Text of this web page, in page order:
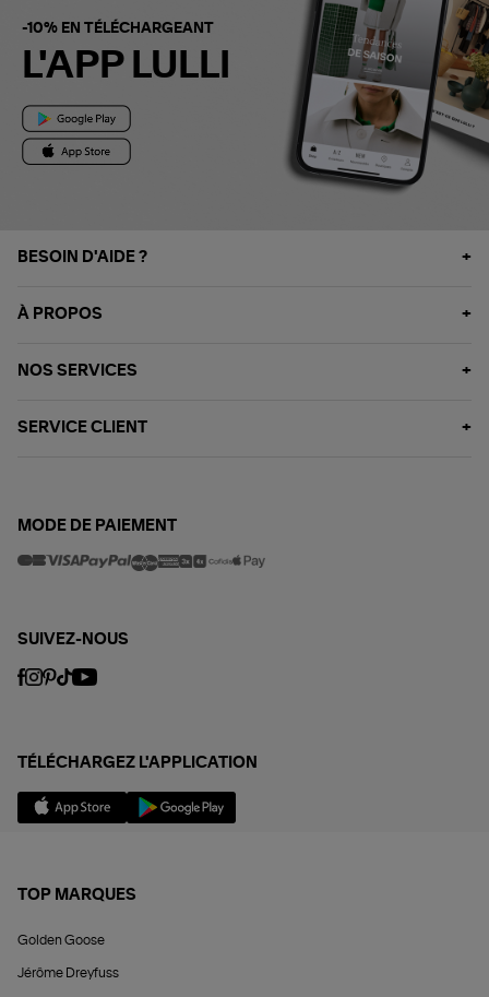
-10% EN TÉLÉCHARGEANT
L'APP LULLI
BESOIN D'AIDE ?
À PROPOS
NOS SERVICES
SERVICE CLIENT
MODE DE PAIEMENT
SUIVEZ-NOUS
TÉLÉCHARGEZ L'APPLICATION
TOP MARQUES
Golden Goose
Jérôme Dreyfuss